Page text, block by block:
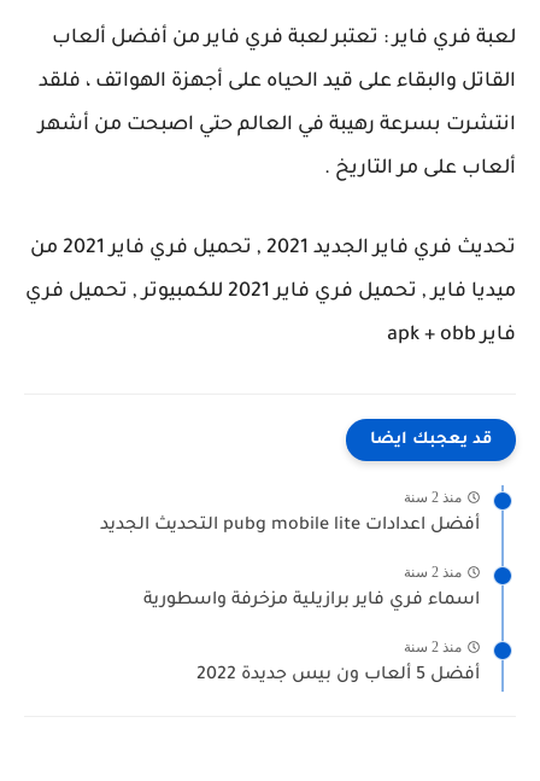
لعبة فري فاير : تعتبر لعبة فري فاير من أفضل ألعاب
القاتل والبقاء على قيد الحياه على أجهزة الهواتف ، فلقد
انتشرت بسرعة رهيبة في العالم حتي اصبحت من أشهر
ألعاب على مر التاريخ .
تحديث فري فاير الجديد 2021 , تحميل فري فاير 2021 من
ميديا فاير , تحميل فري فاير 2021 للكمبيوتر , تحميل فري
فاير apk + obb
قد يعجبك ايضا
منذ 2 سنة
أفضل اعدادات pubg mobile lite التحديث الجديد
منذ 2 سنة
اسماء فري فاير برازيلية مزخرفة واسطورية
منذ 2 سنة
أفضل 5 ألعاب ون بيس جديدة 2022